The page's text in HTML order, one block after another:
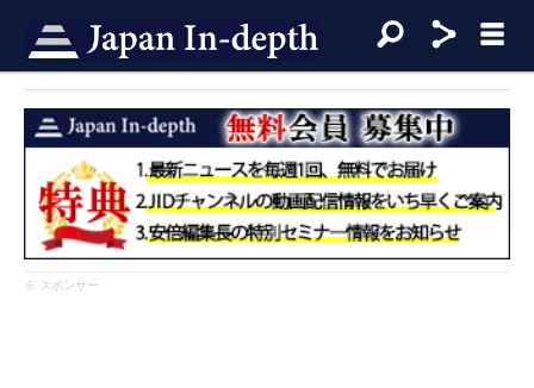
※ スポンサー